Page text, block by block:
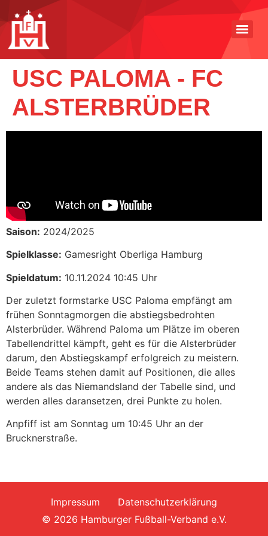
USC PALOMA - FC
ALSTERBRÜDER
Saison: 2024/2025
Spielklasse: Gamesright Oberliga Hamburg
Spieldatum: 10.11.2024 10:45 Uhr
Der zuletzt formstarke USC Paloma empfängt am
frühen Sonntagmorgen die abstiegsbedrohten
Alsterbrüder. Während Paloma um Plätze im oberen
Tabellendrittel kämpft, geht es für die Alsterbrüder
darum, den Abstiegskampf erfolgreich zu meistern.
Beide Teams stehen damit auf Positionen, die alles
andere als das Niemandsland der Tabelle sind, und
werden alles daransetzen, drei Punkte zu holen.
Anpfiff ist am Sonntag um 10:45 Uhr an der
Brucknerstraße.
Impressum
Datenschutzerklärung
© 2026 Hamburger Fußball-Verband e.V.